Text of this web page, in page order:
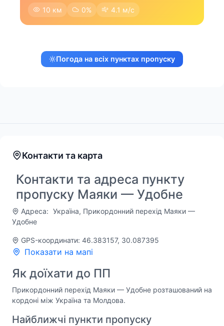
10 км 0% 4.1 м/с
Погода на всіх пунктах пропуску
Контакти та карта
Контакти та адреса пункту
пропуску Маяки — Удобне
Адреса: Україна, Прикордонний перехід Маяки —
Удобне
GPS-координати: 46.383157, 30.087395
Показати на мапі
Як доїхати до ПП
Прикордонний перехід Маяки — Удобне розташований на
кордоні між Україна та Молдова.
Найближчі пункти пропуску